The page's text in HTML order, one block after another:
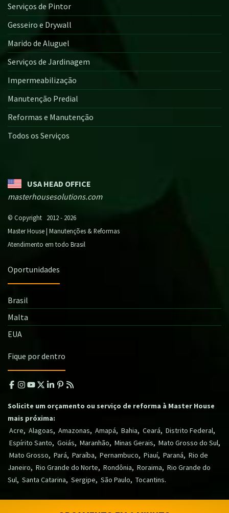
Serviços de Pintor
Gesseiro e Drywall
Marido de Aluguel
Serviços de Jardinagem
Impermeabilização
Manutenção Predial
Reformas e Manutenção
Todos os Serviços
USA HEAD OFFICE
masterhousesolutions.com
© Copyright 2012 - 2026
Master House | Manutenções & Reformas
Atendimento em todo Brasil
Oportunidades
Brasil
Malta
EUA
Fique por dentro
Solicite um orçamento ou serviço de reforma à Master House
mais próxima:
Acre, Alagoas, Amazonas, Amapá, Bahia, Ceará, Distrito Federal,
Espírito Santo, Goiás, Maranhão, Minas Gerais, Mato Grosso do Sul,
Mato Grosso, Pará, Paraíba, Pernambuco, Piauí, Paraná, Rio de
Janeiro, Rio Grande do Norte, Rondônia, Roraima, Rio Grande do
Sul, Santa Catarina, Sergipe, São Paulo, Tocantins.